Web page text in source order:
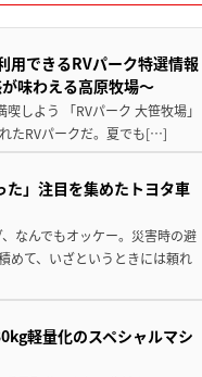
用できるRVパーク特選情報
味わえる高原牧場～
しよう 「RVパーク 大笹牧場」
たRVパークだ。夏でも[…]
た」注目を集めたトヨタ車
なんでもオッケー。災害時の避
めて、いざというときには頼れ
軽量化のスペシャルマシ